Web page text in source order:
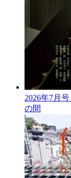
2026年7月号
の間